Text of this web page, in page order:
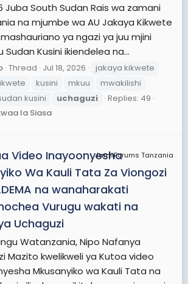
Juba South Sudan Rais wa zamani
na mjumbe wa AU Jakaya Kikwete
ya ngazi ya juu mjini
Sudan Kusini ikiendelea na...
Thread Jul 18, 2026
jakaya kikwete
kusini mkuu
mwakilishi
kusini uchaguzi
Replies: 49
la Siasa
JamiiForums Tanzania
Video Inayoonyesha
Wa Kauli Tata Za Viongozi
na wanaharakati
Vurugu wakati na
Uchaguzi
Watanzania, Nipo Nafanya
Mazito kwelikweli ya Kutoa video
Mkusanyiko wa Kauli Tata na